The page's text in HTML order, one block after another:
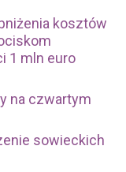
kosztów
1 mln euro
na czwartym
sowieckich